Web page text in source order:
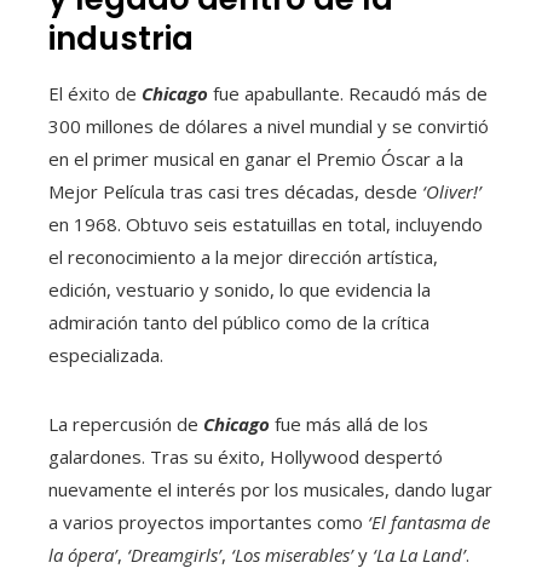
industria
El éxito de Chicago fue apabullante. Recaudó más de
300 millones de dólares a nivel mundial y se convirtió
en el primer musical en ganar el Premio Óscar a la
Mejor Película tras casi tres décadas, desde ‘Oliver!’
en 1968. Obtuvo seis estatuillas en total, incluyendo
el reconocimiento a la mejor dirección artística,
edición, vestuario y sonido, lo que evidencia la
admiración tanto del público como de la crítica
especializada.
La repercusión de Chicago fue más allá de los
galardones. Tras su éxito, Hollywood despertó
nuevamente el interés por los musicales, dando lugar
a varios proyectos importantes como ‘El fantasma de
la ópera’, ‘Dreamgirls’, ‘Los miserables’y ‘La La Land’.